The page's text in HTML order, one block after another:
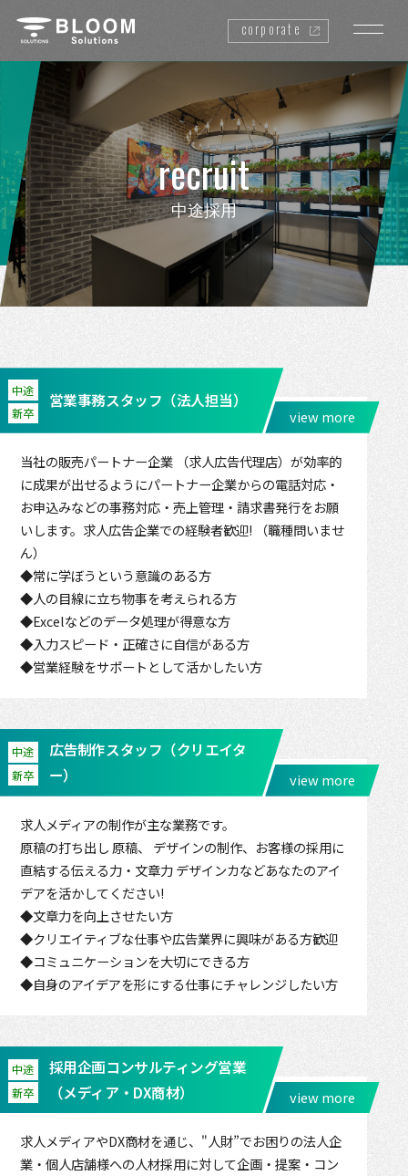
corporate
recruit
中途採用
中途
新卒
営業事務スタッフ（法人担当）
view more
当社の販売パートナー企業 （求人広告代理店）が効率的
に成果が出せるようにパートナー企業からの電話対応・
お申込みなどの事務対応・売上管理・請求書発行をお願
いします。求人広告企業での経験者歓迎! （職種問いませ
ん）
◆常に学ぼうという意識のある方
◆人の目線に立ち物事を考えられる方
◆Excelなどのデータ処理が得意な方
◆入力スピード・正確さに自信がある方
◆営業経験をサポートとして活かしたい方
中途
新卒
広告制作スタッフ（クリエイタ
ー）
view more
求人メディアの制作が主な業務です。
原稿の打ち出し 原稿、 デザインの制作、お客様の採用に
直結する伝える力・文章力 デザインカなどあなたのアイ
デアを活かしてください!
◆文章力を向上させたい方
◆クリエイティブな仕事や広告業界に興味がある方歓迎
◆コミュニケーションを大切にできる方
◆自身のアイデアを形にする仕事にチャレンジしたい方
中途
新卒
採用企画コンサルティング営業
（メディア・DX商材）
view more
求人メディアやDX商材を通じ、"人財”でお困りの法人企
業・個人店舗様への人材採用に対して企画・提案・コン